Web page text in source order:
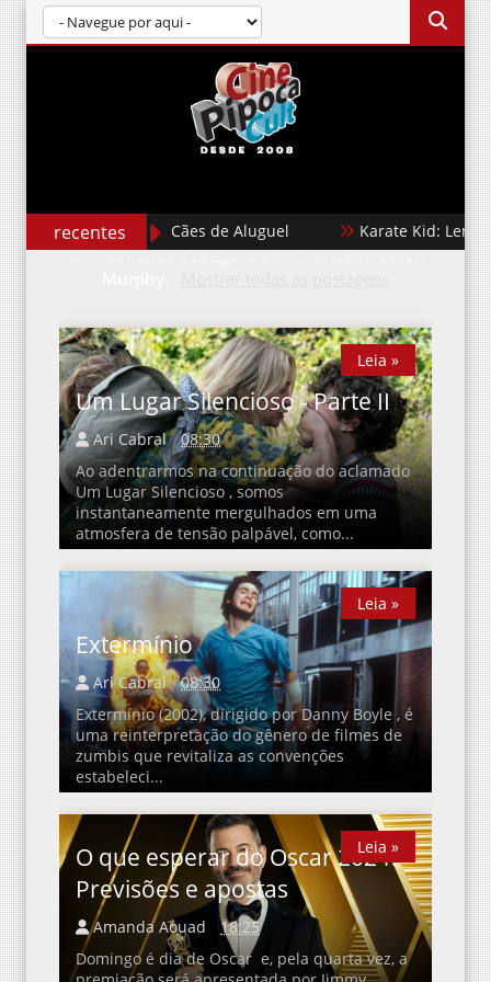
recentes Cães de Aluguel Karate Kid: Lendas
Mostrando postagens com marcadorCillian
Um Lugar Silencioso - Parte II
Ari Cabral
08:30
Ao adentrarmos na continuação do aclamado
Um Lugar Silencioso , somos
instantaneamente mergulhados em uma
atmosfera de tensão palpável, como...
Leia »
Leia »
Extermínio
Ari Cabral
08:30
Extermínio (2002), dirigido por Danny Boyle , é
uma reinterpretação do gênero de filmes de
zumbis que revitaliza as convenções
estabeleci...
Leia »
Leia »
O que esperar do Oscar 2024?
Previsões e apostas
Amanda Aouad
18:25
Domingo é dia de Oscar e, pela quarta vez, a
Leia »
Leia »